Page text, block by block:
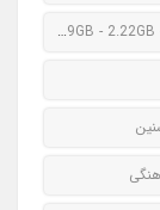
541MB - 768MB - 1.19GB